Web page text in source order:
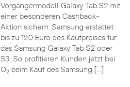
Vorgängermodell Galaxy Tab S2 mit
einer besonderen Cashback-
Aktion sichern. Samsung erstattet
bis zu 120 Euro des Kaufpreises für
das Samsung Galaxy Tab S2 oder
S3. So profitieren Kunden jetzt bei
O2beim Kauf des Samsung […]